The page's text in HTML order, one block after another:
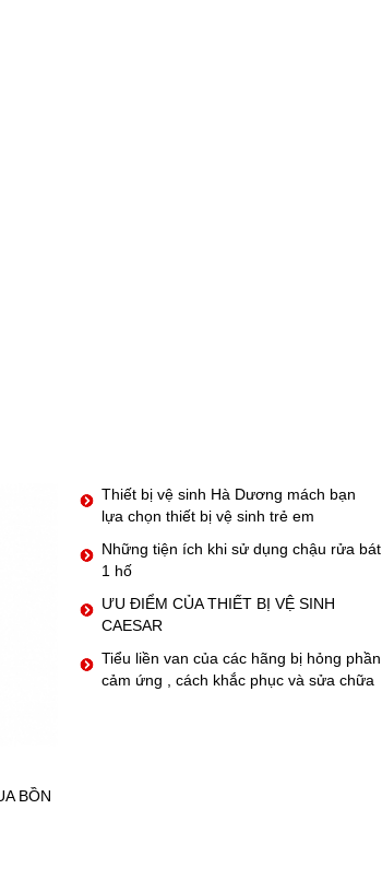
BỒN
Thiết bị vệ sinh Hà Dương mách bạn
lựa chọn thiết bị vệ sinh trẻ em
Những tiện ích khi sử dụng chậu rửa bát
1 hố
ƯU ĐIỂM CỦA THIẾT BỊ VỆ SINH
CAESAR
Tiểu liền van của các hãng bị hỏng phần
cảm ứng , cách khắc phục và sửa chữa